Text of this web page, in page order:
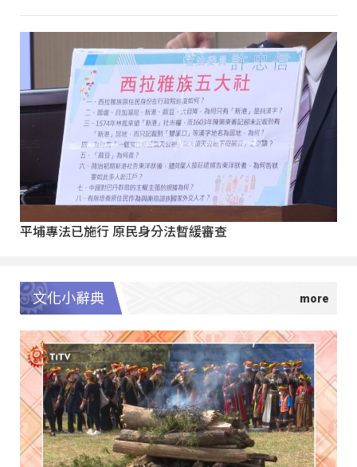
平埔專法已施行 原民身分法暫緩審查
文化小辭典